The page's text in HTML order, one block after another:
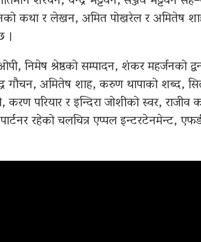
कथा र लेखन, अमित पोखरेल र
।
निमेष श्रेष्ठको सम्पादन, शंकर महर्जनको
गौचन, अमितेष शाह, करुण थापाको शब्द,
परियार र इन्दिरा जोशीको स्वर, राजीव
रहेको चलचित्र एप्पल इन्टरटेनमेन्ट,